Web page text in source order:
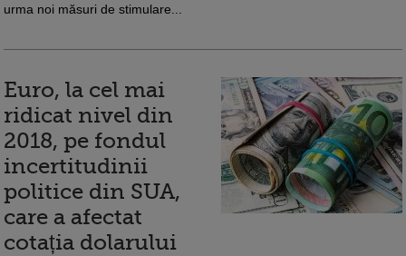
urma noi măsuri de stimulare...
Euro, la cel mai
ridicat nivel din
2018, pe fondul
incertitudinii
politice din SUA,
care a afectat
cotația dolarului